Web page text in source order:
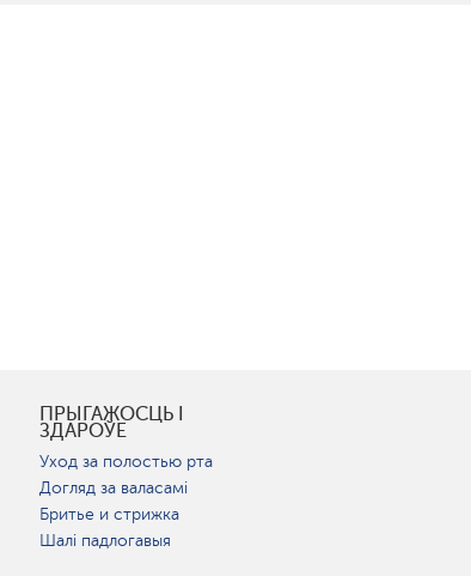
ПРЫГАЖОСЦЬ І
ЗДАРОЎЕ
Уход за полостью рта
Догляд за валасамі
Бритье и стрижка
Шалі падлогавыя